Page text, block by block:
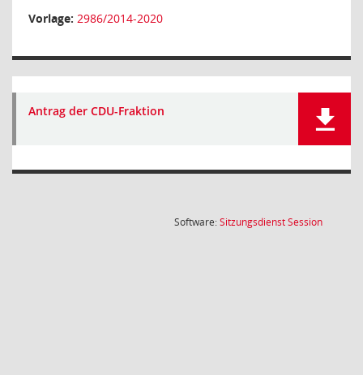
Vorlage: 2986/2014-2020
Antrag der CDU-Fraktion
Software:SitzungsdienstSession(Wird in